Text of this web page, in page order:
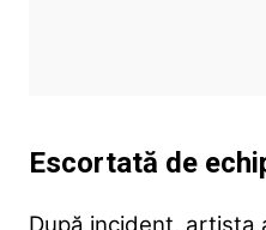
Escortată de
După incident, artista